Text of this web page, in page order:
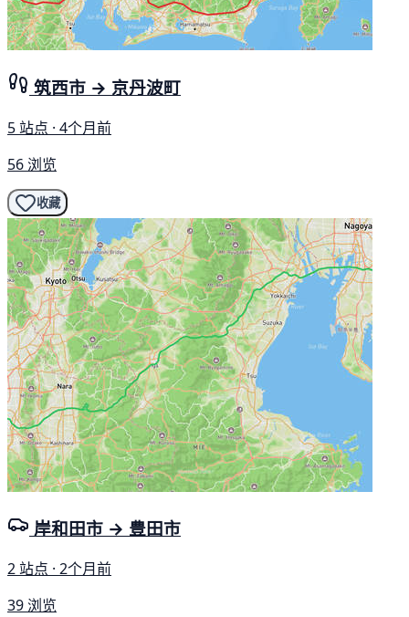
筑西市 → 京丹波町
5 站点 · 4个月前
56 浏览
收藏
岸和田市 → 豊田市
2 站点 · 2个月前
39 浏览